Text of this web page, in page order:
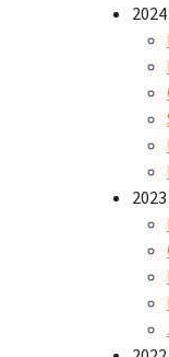
2024
2023